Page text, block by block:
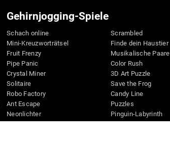
Gehirnjogging-Spiele
Schach online
Mini-Kreuzworträtsel
Fruit Frenzy
Pipe Panic
Crystal Miner
Solitaire
Robo Factory
Ant Escape
Neonlichter
Scrambled
Finde dein Haustier
Musikalische Paare
Color Rush
3D Art Puzzle
Save the Frog
Candy Line
Puzzles
Pinguin-Labyrinth